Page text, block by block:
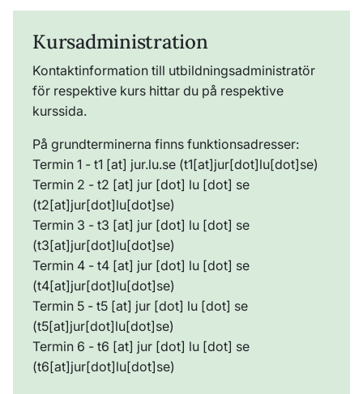
Kursadministration
Kontaktinformation till utbildningsadministratör
för respektive kurs hittar du på respektive
kurssida.
På grundterminerna finns funktionsadresser:
Termin 1 - t1 [at] jur.lu.se (t1[at]jur[dot]lu[dot]se)
Termin 2 - t2 [at] jur [dot] lu [dot] se
(t2[at]jur[dot]lu[dot]se)
Termin 3 - t3 [at] jur [dot] lu [dot] se
(t3[at]jur[dot]lu[dot]se)
Termin 4 - t4 [at] jur [dot] lu [dot] se
(t4[at]jur[dot]lu[dot]se)
Termin 5 - t5 [at] jur [dot] lu [dot] se
(t5[at]jur[dot]lu[dot]se)
Termin 6 - t6 [at] jur [dot] lu [dot] se
(t6[at]jur[dot]lu[dot]se)